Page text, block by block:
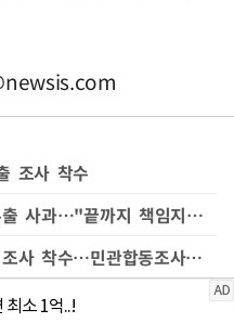
조사 착수
최주희 티빙 대표, 개인정보 유출 사과…"끝까지 책임지겠다"
정부, 티빙 개인정보 유출사고 조사 착수…민관합동조사단 구성